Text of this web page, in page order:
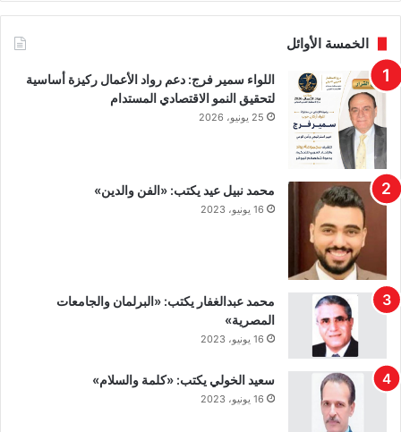
الخمسة الأوائل
اللواء سمير فرج: دعم رواد الأعمال ركيزة أساسية
لتحقيق النمو الاقتصادي المستدام
25 يونيو، 2026
محمد نبيل عيد يكتب: «الفن والدين»
16 يونيو، 2023
محمد عبدالغفار يكتب: «البرلمان والجامعات
المصرية»
16 يونيو، 2023
سعيد الخولي يكتب: «كلمة والسلام»
16 يونيو، 2023